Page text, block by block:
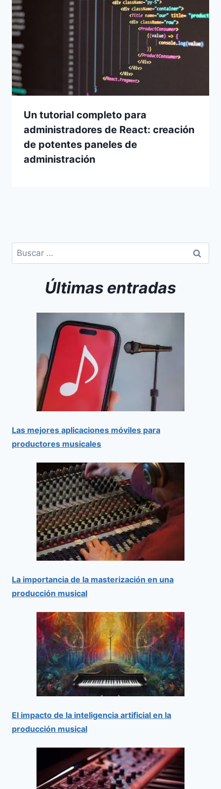
Un tutorial completo para
administradores de React: creación
de potentes paneles de
administración
Últimas entradas
Las mejores aplicaciones móviles para
productores musicales
La importancia de la masterización en una
producción musical
El impacto de la inteligencia artificial en la
producción musical